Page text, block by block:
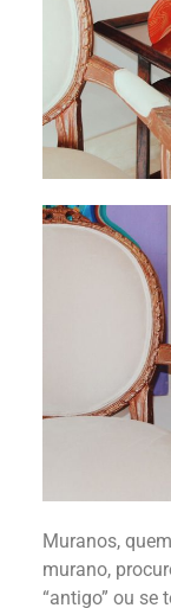
Muranos,
murano,
“antigo” ou